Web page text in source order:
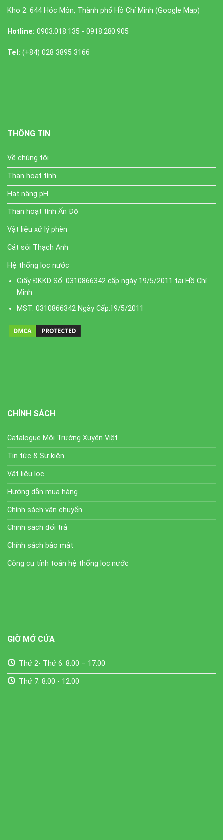
Kho 2: 644 Hóc Môn, Thành phố Hồ Chí Minh (Google Map)
Hotline: 0903.018.135 - 0918.280.905
Tel: (+84) 028 3895 3166
THÔNG TIN
Về chúng tôi
Than hoạt tính
Hạt nâng pH
Than hoạt tính Ấn Độ
Vật liệu xử lý phèn
Cát sỏi Thạch Anh
Hệ thống lọc nước
Giấy ĐKKD Số: 0310866342 cấp ngày 19/5/2011 tại Hồ Chí
Minh
MST: 0310866342 Ngày Cấp:19/5/2011
CHÍNH SÁCH
Catalogue Môi Trường Xuyên Việt
Tin tức & Sự kiện
Vật liệu lọc
Hướng dẫn mua hàng
Chính sách vận chuyển
Chính sách đổi trả
Chính sách bảo mật
Công cụ tính toán hệ thống lọc nước
GIỜ MỞ CỬA
Thứ 2- Thứ 6: 8:00 – 17:00
Thứ 7: 8:00 - 12:00